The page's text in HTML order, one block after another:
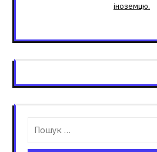
іноземцю.